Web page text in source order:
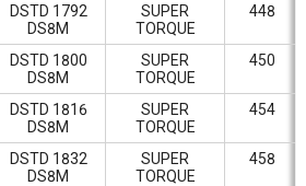
DSTD 1792
DS8M
SUPER
TORQUE
448
DSTD 1800
DS8M
SUPER
TORQUE
450
DSTD 1816
DS8M
SUPER
TORQUE
454
DSTD 1832
DS8M
SUPER
TORQUE
458